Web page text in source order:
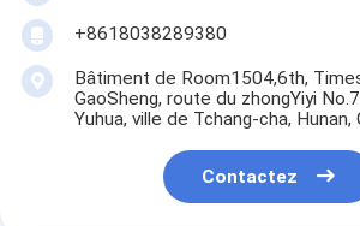
+8618038289380
Bâtiment de Room1504,6th,
GaoSheng, route du zhongYiyi
Yuhua, ville de Tchang-cha, Hunan,
Contactez